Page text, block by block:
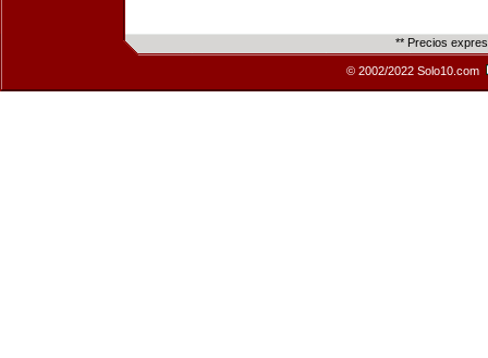
** Precios
© 2002/2022 Solo10.com